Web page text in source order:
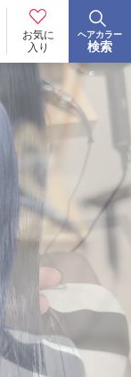
お気に
入り
ヘアカラー
検索
高明度